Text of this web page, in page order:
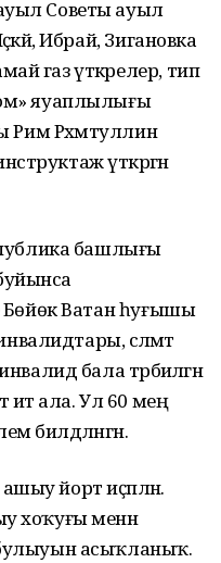
Советы ауыл
Ибрай, Зигановка
газ үткәрелер, тип
яуаплылығы
Рим Рәхмәтуллин
үткәргән
башлығы
Бөйөк Ватан һуғышы
сәләмәт
бала тәрбиәләгән
итә ала. Ул 60 мең
билдәләнгән.
йорт иҫәпләнә.
хоҡуғы менән
асыҡланыҡ.